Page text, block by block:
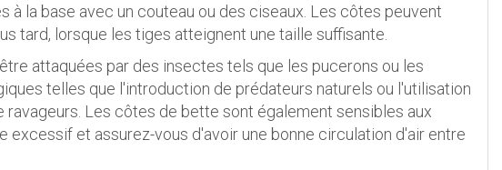
à la base avec un couteau ou des ciseaux. Les côtes peuvent
tard, lorsque les tiges atteignent une taille suffisante.
attaquées par des insectes tels que les pucerons ou les
telles que l'introduction de prédateurs naturels ou l'utilisation
Les côtes de bette sont également sensibles aux
excessif et assurez-vous d'avoir une bonne circulation d'air entre